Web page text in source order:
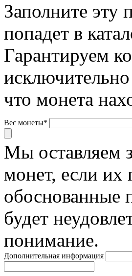
Заполните эту
попадет в
Гарантируем
что монета
Вес монеты*
Мы оставляем
монет, если их
обоснованные
будет
понимание.
Дополнительная информация